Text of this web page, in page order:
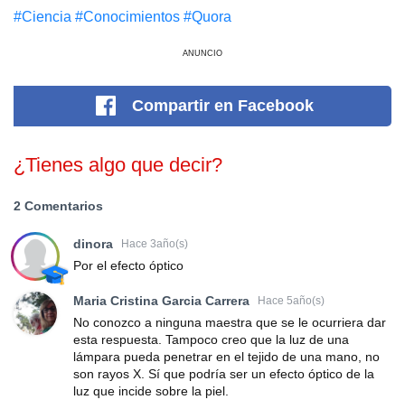
#Сiencia #Conocimientos #Quora
ANUNCIO
Compartir en Facebook
¿Tienes algo que decir?
2 Comentarios
dinora Hace 3año(s)
Por el efecto óptico
Maria Cristina Garcia Carrera Hace 5año(s)
No conozco a ninguna maestra que se le ocurriera dar
esta respuesta. Tampoco creo que la luz de una
lámpara pueda penetrar en el tejido de una mano, no
son rayos X. Sí que podría ser un efecto óptico de la
luz que incide sobre la piel.